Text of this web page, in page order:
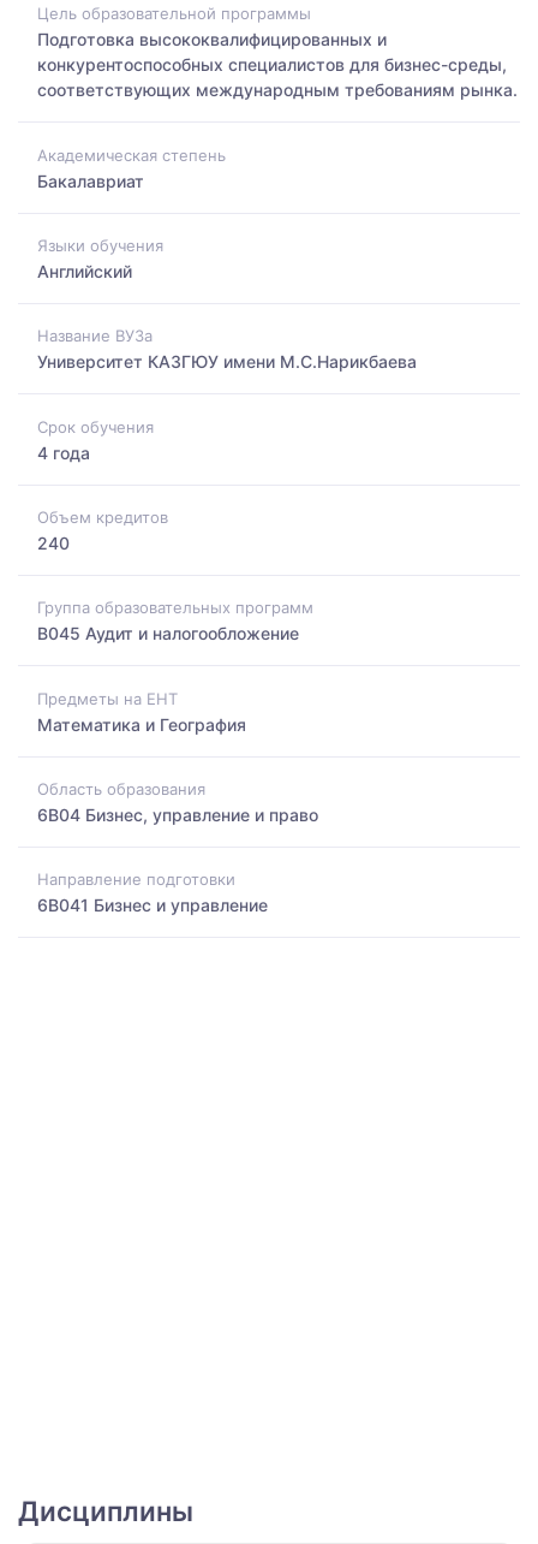
Цель образовательной программы
Подготовка высококвалифицированных и
конкурентоспособных специалистов для бизнес-среды,
соответствующих международным требованиям рынка.
Академическая степень
Бакалавриат
Языки обучения
Английский
Название ВУЗа
Университет КАЗГЮУ имени М.С.Нарикбаева
Срок обучения
4 года
Объем кредитов
240
Группа образовательных программ
B045 Аудит и налогообложение
Предметы на ЕНТ
Математика и География
Область образования
6B04 Бизнес, управление и право
Направление подготовки
6B041 Бизнес и управление
Дисциплины